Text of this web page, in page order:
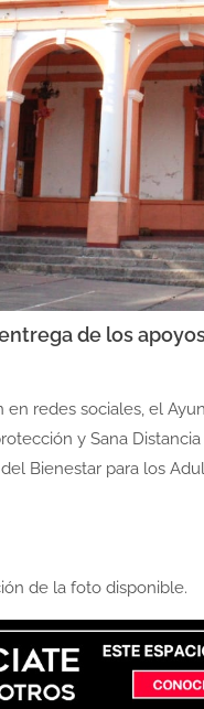
de los
en redes sociales, el
y Sana
Bienestar para los